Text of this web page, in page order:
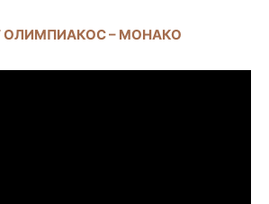
ОЛИМПИАКОС – МОНАКО